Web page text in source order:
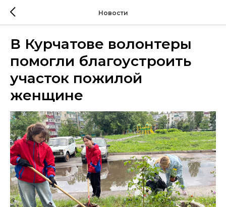
Новости
В Курчатове волонтеры
помогли благоустроить
участок пожилой
женщине